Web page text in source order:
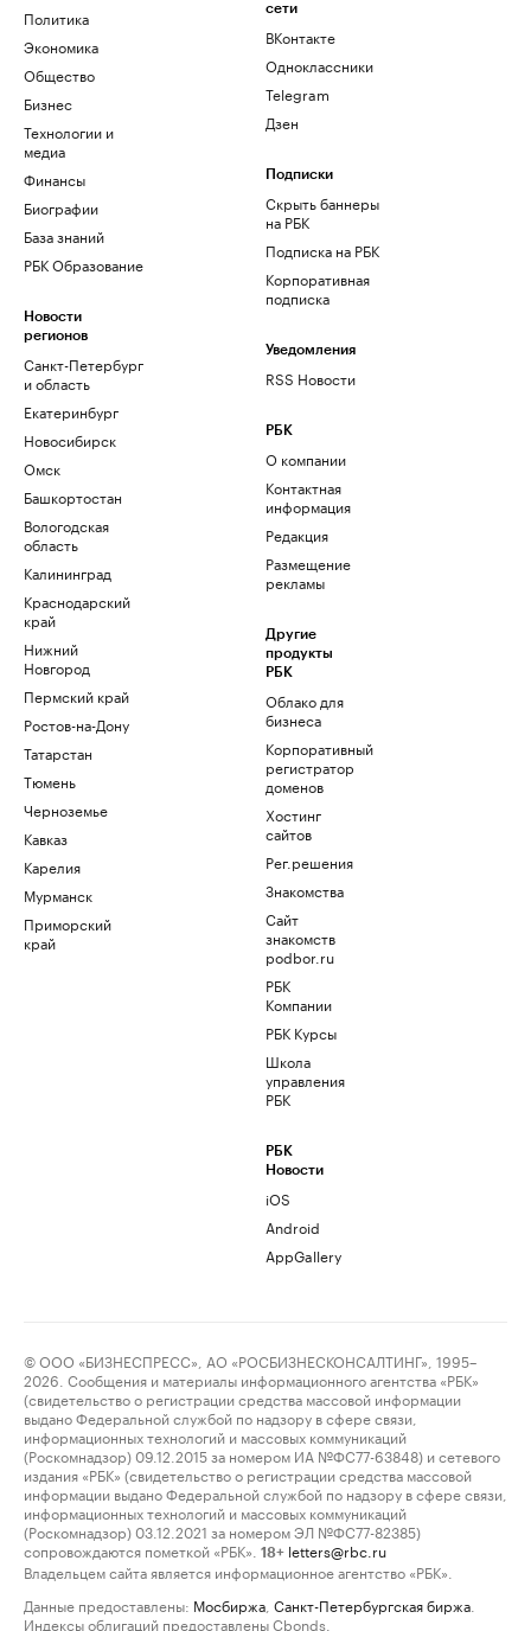
Политика
Экономика
Общество
Бизнес
Технологии и
медиа
Финансы
Биографии
База знаний
РБК Образование
Новости
регионов
Санкт-Петербург
и область
Екатеринбург
Новосибирск
Омск
Башкортостан
Вологодская
область
Калининград
Краснодарский
край
Нижний
Новгород
Пермский край
Ростов-на-Дону
Татарстан
Тюмень
Черноземье
Кавказ
Карелия
Мурманск
Приморский
край
сети
ВКонтакте
Одноклассники
Telegram
Дзен
Подписки
Скрыть баннеры
на РБК
Подписка на РБК
Корпоративная
подписка
Уведомления
RSS Новости
РБК
О компании
Контактная
информация
Редакция
Размещение
рекламы
Другие
продукты
РБК
Облако для
бизнеса
Корпоративный
регистратор
доменов
Хостинг
сайтов
Рег.решения
Знакомства
Сайт
знакомств
podbor.ru
РБК
Компании
РБК Курсы
Школа
управления
РБК
РБК
Новости
iOS
Android
AppGallery
© ООО «БИЗНЕСПРЕСС», АО «РОСБИЗНЕСКОНСАЛТИНГ», 1995–
2026. Сообщения и материалы информационного агентства «РБК»
(свидетельство о регистрации средства массовой информации
выдано Федеральной службой по надзору в сфере связи,
информационных технологий и массовых коммуникаций
(Роскомнадзор) 09.12.2015 за номером ИА №ФС77-63848) и сетевого
издания «РБК» (свидетельство о регистрации средства массовой
информации выдано Федеральной службой по надзору в сфере связи,
информационных технологий и массовых коммуникаций
(Роскомнадзор) 03.12.2021 за номером ЭЛ №ФС77-82385)
сопровождаются пометкой «РБК».
18+ letters@rbc.ru
Владельцем сайта является информационное агентство «РБК».
Данные предоставлены: Мосбиржа Санкт-Петербургская биржа
Индексы облигаций предоставлены Cbonds.